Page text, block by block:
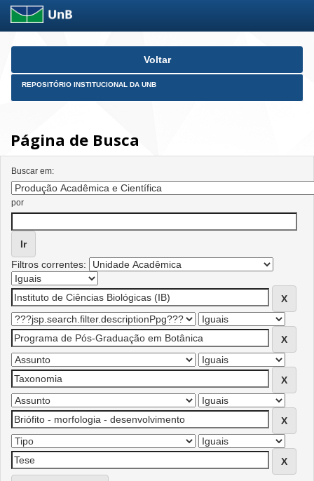
Skip
Voltar
REPOSITÓRIO INSTITUCIONAL DA UNB
Página de Busca
Buscar em:
por
Filtros correntes: